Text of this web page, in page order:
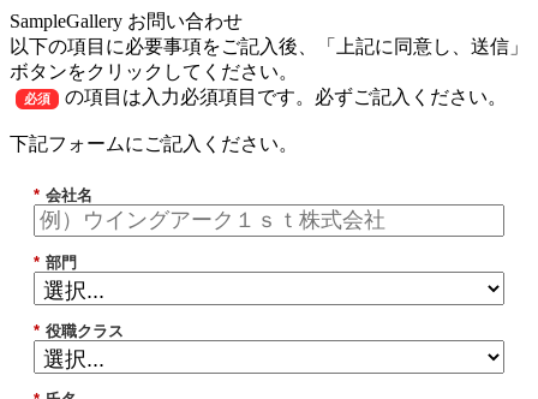
SampleGallery お問い合わせ
以下の項目に必要事項をご記入後、「上記に同意し、送信」
ボタンをクリックしてください。
必須 の項目は入力必須項目です。必ずご記入ください。
下記フォームにご記入ください。
* 会社名
* 部門
* 役職クラス